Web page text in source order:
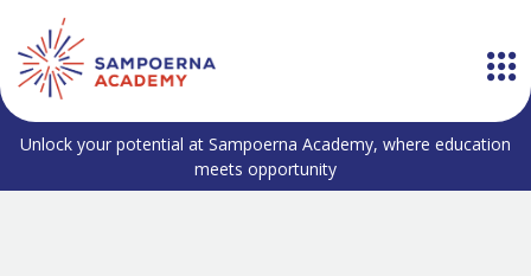
Unlock your potential at Sampoerna Academy, where education
meets opportunity